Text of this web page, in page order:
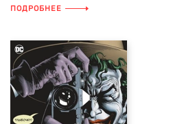
ПОДРОБНЕЕ